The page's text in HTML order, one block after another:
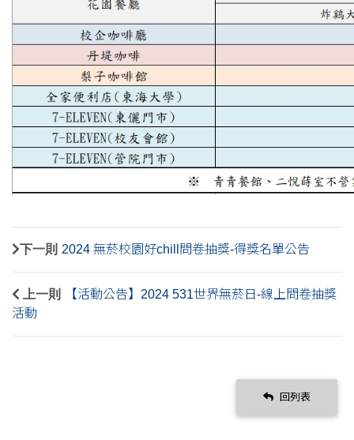
下一則 2024 無菸校園好chill問卷抽獎-得獎名單公告
上一則
【活動公告】2024 531世界無菸日-線上問卷抽獎
活動
回列表